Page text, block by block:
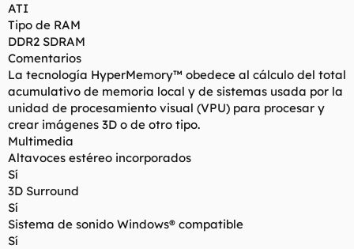
ATI
Tipo de RAM
DDR2 SDRAM
Comentarios
La tecnología HyperMemory™ obedece al cálculo del total
acumulativo de memoria local y de sistemas usada por la
unidad de procesamiento visual (VPU) para procesar y
crear imágenes 3D o de otro tipo.
Multimedia
Altavoces estéreo incorporados
Sí
3D Surround
Sí
Sistema de sonido Windows® compatible
Sí